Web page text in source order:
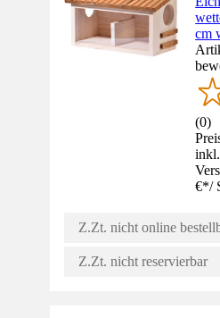
cm
(0)
€*/
Z.Zt. nicht online
Z.Zt. nicht reservierbar